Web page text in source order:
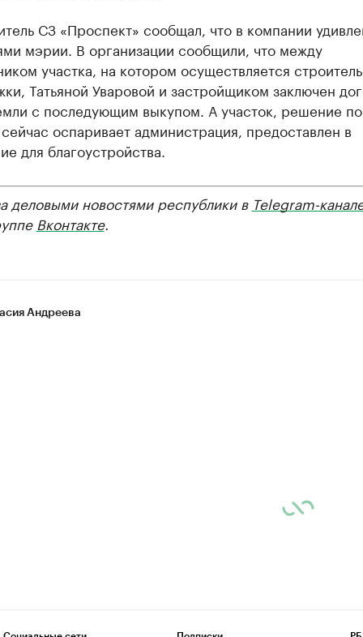
СЗ «Проспект» сообщал, что в компании
мэрии. В организации сообщили, что между
участка, на котором осуществляется
Татьяной Уваровой и застройщиком заключен
с последующим выкупом. А участок, решение по
оспаривает администрация, предоставлен в
для благоустройства.
деловыми новостями республики в Telegram-
Вконтакте.
Андреева